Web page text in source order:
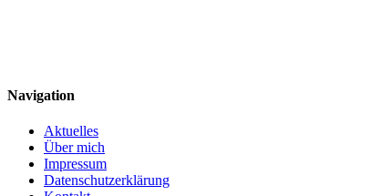
Navigation
Aktuelles
Über mich
Impressum
Datenschutzerklärung